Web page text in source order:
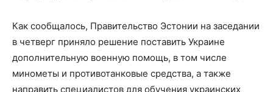
Как сообщалось, Правительство Эстонии на заседании
в четверг приняло решение поставить Украине
дополнительную военную помощь, в том числе
минометы и противотанковые средства, а также
направить специалистов для обучения украинских